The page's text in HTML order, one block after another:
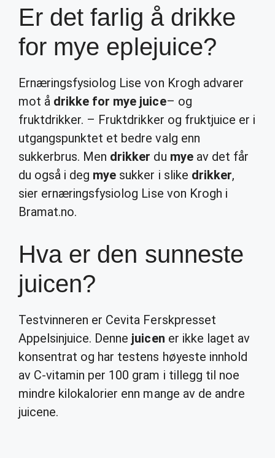
Er det farlig å drikke
for mye eplejuice?
Ernæringsfysiolog Lise von Krogh advarer
mot å drikke for mye juice– og
fruktdrikker. – Fruktdrikker og fruktjuice er i
utgangspunktet et bedre valg enn
sukkerbrus. Men drikker du myeav det får
du også i deg mye sukker i slike drikker,
sier ernæringsfysiolog Lise von Krogh i
Bramat.no.
Hva er den sunneste
juicen?
Testvinneren er Cevita Ferskpresset
Appelsinjuice. Denne juicen er ikke laget av
konsentrat og har testens høyeste innhold
av C-vitamin per 100 gram i tillegg til noe
mindre kilokalorier enn mange av de andre
juicene.